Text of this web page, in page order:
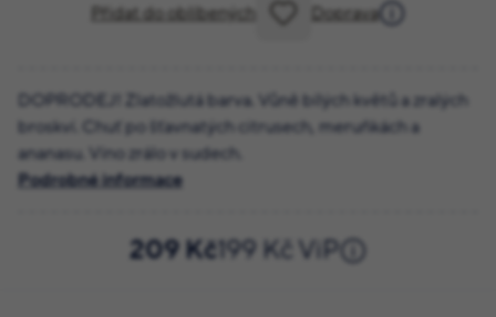
Přidat do oblíbených Doprava
DOPRODEJ! Zlatožlutá barva. Vůně bílých květů a zralých
broskví. Chuť po šťavnatých citrusech, meruňkách a
ananasu. Víno zrálo v sudech.
Podrobné informace
209 Kč199 Kč ViP